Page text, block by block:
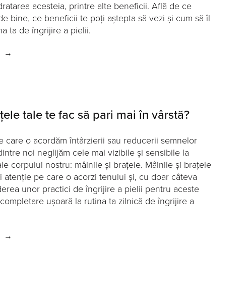
acesteia, printre alte beneficii. Află de ce
bine, ce beneficii te poți aștepta să vezi și cum să îl
ta de îngrijire a pielii.
→
tale te fac să pari mai în vârstă?
care o acordăm întârzierii sau reducerii semnelor
noi neglijăm cele mai vizibile și sensibile la
corpului nostru: mâinile și brațele. Mâinile și brațele
atenție pe care o acorzi tenului și, cu doar câteva
unor practici de îngrijire a pielii pentru aceste
ușoară la rutina ta zilnică de îngrijire a
→